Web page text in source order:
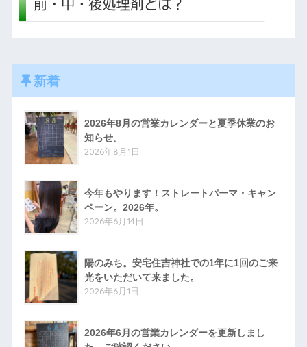
新着
2026年8月の営業カレンダーと夏季休業のお
知らせ。
2026年8月1日
今年もやります！ストレートパーマ・キャン
ペーン。2026年。
2026年6月14日
陽のみち。安宅住吉神社での1年に1回のご来
光をいただいて来ました。
2026年6月1日
2026年6月の営業カレンダーを更新しまし